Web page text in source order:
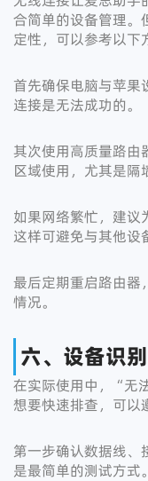
合简单的设备管理。
定性，可以参考以下
首先确保电脑与苹果
连接是无法成功的。
其次使用高质量路由
区域使用，尤其是隔
如果网络繁忙，建议
这样可避免与其他设
最后定期重启路由器
情况。
六、设备识
在实际使用中，“无
想要快速排查，可以
第一步确认数据线、
是最简单的测试方式。